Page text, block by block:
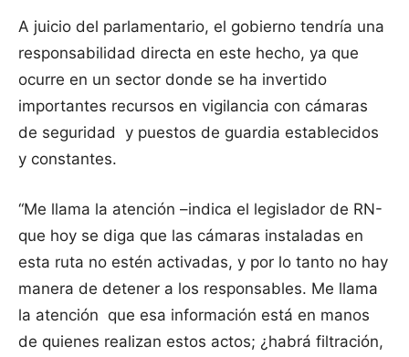
A juicio del parlamentario, el gobierno tendría una
responsabilidad directa en este hecho, ya que
ocurre en un sector donde se ha invertido
importantes recursos en vigilancia con cámaras
de seguridad y puestos de guardia establecidos
y constantes.
“Me llama la atención –indica el legislador de RN-
que hoy se diga que las cámaras instaladas en
esta ruta no estén activadas, y por lo tanto no hay
manera de detener a los responsables. Me llama
la atención que esa información está en manos
de quienes realizan estos actos; ¿habrá filtración,